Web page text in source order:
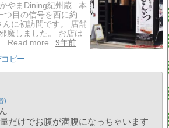
やまDining紀州蔵 本
つ目の信号を西に約
に初訪問です。 店舗
魔しました。 お店は
Read more
9年前
ピー
だけでお腹が満腹になっちゃいます